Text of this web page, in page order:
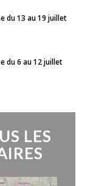
du 13 au 19 juillet
du 6 au 12 juillet
LES